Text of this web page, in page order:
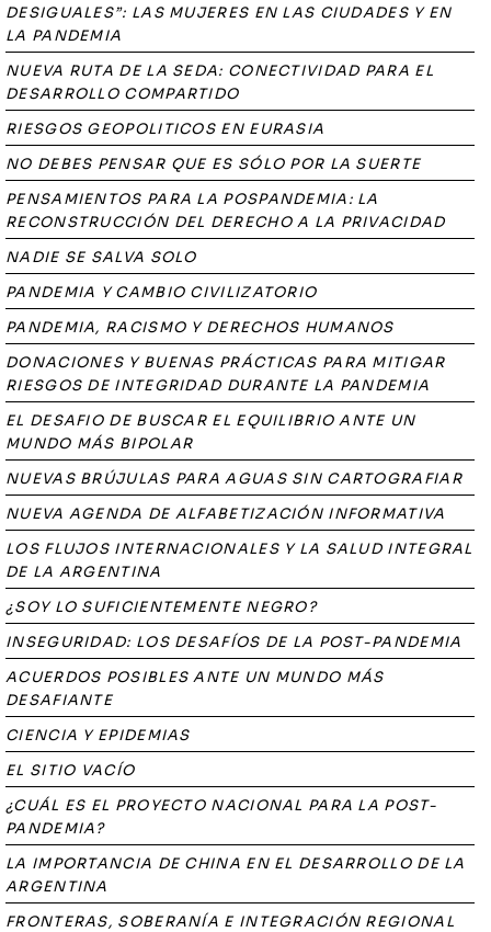
DESIGUALES”: LAS MUJERES EN LAS CIUDADES Y EN
LA PANDEMIA
NUEVA RUTA DE LA SEDA: CONECTIVIDAD PARA EL
DESARROLLO COMPARTIDO
RIESGOS GEOPOLITICOS EN EURASIA
NO DEBES PENSAR QUE ES SÓLO POR LA SUERTE
PENSAMIENTOS PARA LA POSPANDEMIA: LA
RECONSTRUCCIÓN DEL DERECHO A LA PRIVACIDAD
NADIE SE SALVA SOLO
PANDEMIA Y CAMBIO CIVILIZATORIO
PANDEMIA, RACISMO Y DERECHOS HUMANOS
DONACIONES Y BUENAS PRÁCTICAS PARA MITIGAR
RIESGOS DE INTEGRIDAD DURANTE LA PANDEMIA
EL DESAFIO DE BUSCAR EL EQUILIBRIO ANTE UN
MUNDO MÁS BIPOLAR
NUEVAS BRÚJULAS PARA AGUAS SIN CARTOGRAFIAR
NUEVA AGENDA DE ALFABETIZACIÓN INFORMATIVA
LOS FLUJOS INTERNACIONALES Y LA SALUD INTEGRAL
DE LA ARGENTINA
¿SOY LO SUFICIENTEMENTE NEGRO?
INSEGURIDAD: LOS DESAFÍOS DE LA POST-PANDEMIA
ACUERDOS POSIBLES ANTE UN MUNDO MÁS
DESAFIANTE
CIENCIA Y EPIDEMIAS
EL SITIO VACÍO
¿CUÁL ES EL PROYECTO NACIONAL PARA LA POST-
PANDEMIA?
LA IMPORTANCIA DE CHINA EN EL DESARROLLO DE LA
ARGENTINA
FRONTERAS, SOBERANÍA E INTEGRACIÓN REGIONAL